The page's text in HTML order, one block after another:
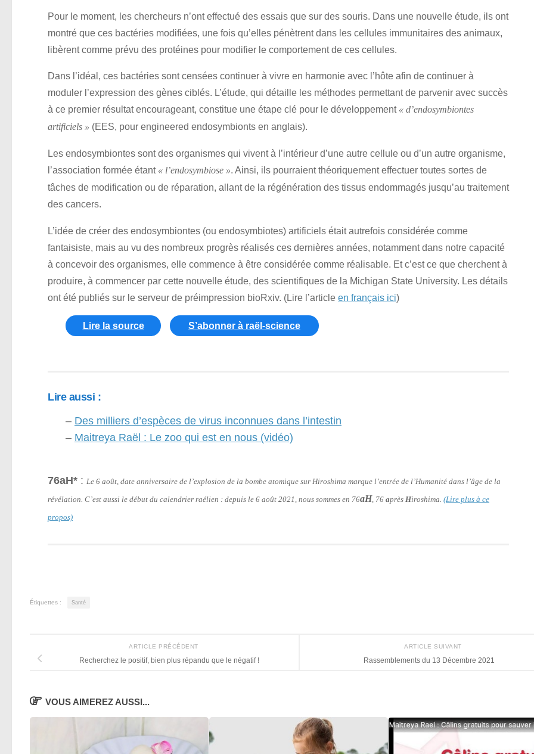
Pour le moment, les chercheurs n’ont effectué des essais que sur des souris. Dans une nouvelle étude, ils ont
montré que ces bactéries modifiées, une fois qu’elles pénètrent dans les cellules immunitaires des animaux,
libèrent comme prévu des protéines pour modifier le comportement de ces cellules.
Dans l’idéal, ces bactéries sont censées continuer à vivre en harmonie avec l’hôte afin de continuer à
moduler l’expression des gènes ciblés. L’étude, qui détaille les méthodes permettant de parvenir avec succès
à ce premier résultat encourageant, constitue une étape clé pour le développement « d’endosymbiontes
artificiels » (EES, pour engineered endosymbionts en anglais).
Les endosymbiontes sont des organismes qui vivent à l’intérieur d’une autre cellule ou d’un autre organisme,
l’association formée étant « l’endosymbiose ». Ainsi, ils pourraient théoriquement effectuer toutes sortes de
tâches de modification ou de réparation, allant de la régénération des tissus endommagés jusqu’au traitement
des cancers.
L’idée de créer des endosymbiontes (ou endosymbiotes) artificiels était autrefois considérée comme
fantaisiste, mais au vu des nombreux progrès réalisés ces dernières années, notamment dans notre capacité
à concevoir des organismes, elle commence à être considérée comme réalisable. Et c’est ce que cherchent à
produire, à commencer par cette nouvelle étude, des scientifiques de la Michigan State University. Les détails
ont été publiés sur le serveur de préimpression bioRxiv. (Lire l’article en français ici)
Lire la source S’abonner à raël-science
Lire aussi :
– Des milliers d’espèces de virus inconnues dans l’intestin
– Maitreya Raël : Le zoo qui est en nous (vidéo)
76aH* : Le 6 août, date anniversaire de l’explosion de la bombe atomique sur Hiroshima marque l’entrée de l’Humanité dans l’âge de la
révélation. C’est aussi le début du calendrier raélien : depuis le 6 août 2021, nous sommes en 76aH , 76 après Hiroshima. (Lire plus à ce
propos)
Étiquettes : Santé
ARTICLE SUIVANT
Rassemblements du 13 Décembre 2021
ARTICLE PRÉCÉDENT
Recherchez le positif, bien plus répandu que le négatif !
VOUS AIMEREZ AUSSI...